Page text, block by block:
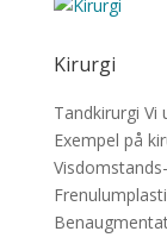
Kirurgi
Tandkirurgi Vi
Exempel på